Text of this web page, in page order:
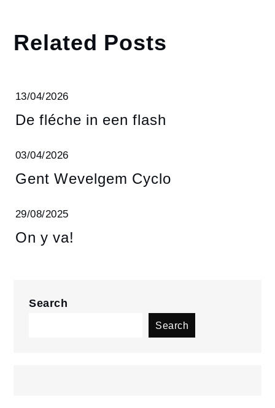
Related Posts
13/04/2026
De fléche in een flash
03/04/2026
Gent Wevelgem Cyclo
29/08/2025
On y va!
Search
Search